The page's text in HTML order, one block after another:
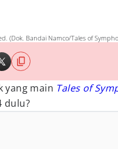
(Dok. Bandai Namco/Tales of
yang main Tales of
dulu?